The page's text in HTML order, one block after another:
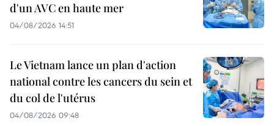
d'un AVC en haute mer
04/08/2026 14:51
Le Vietnam lance un plan d'action
national contre les cancers du sein et
du col de l'utérus
04/08/2026 09:48